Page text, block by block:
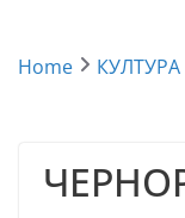
Home КУЛТУРА